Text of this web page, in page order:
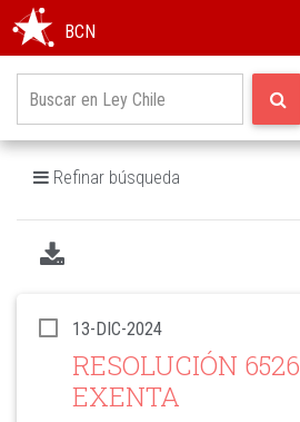
BCN
Refinar búsqueda
13-DIC-2024
RESOLUCIÓN 6526
EXENTA